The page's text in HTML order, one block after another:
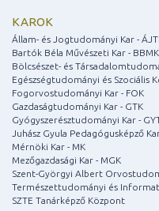
KAROK
Állam- és Jogtudományi Kar -
Bartók Béla Művészeti Kar - BBMK
Bölcsészet- és
Egészségtudományi és Szociális
Fogorvostudományi Kar - FOK
Gazdaságtudományi Kar - GTK
Gyógyszerésztudományi Kar -
Juhász Gyula Pedagógusképző
Mérnöki Kar - MK
Mezőgazdasági Kar - MGK
Szent-Györgyi Albert
Természettudományi és
SZTE Tanárképző Központ